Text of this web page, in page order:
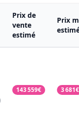
Prix de
vente
estimé
Prix
143 559€ 3 681€